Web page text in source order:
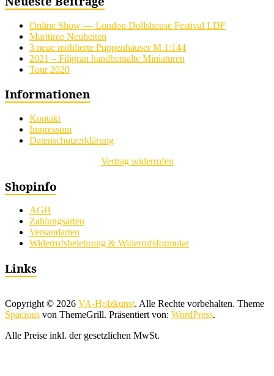
Online Show — London Dollshouse Festival LDF
Maritime Neuheiten
3 neue möblierte Puppenhäuser M 1:144
2021 – Filigran handbemalte Miniaturen
Tour 2020
Informationen
Kontakt
Impressum
Datenschutzerklärung
Vertrag widerrufen
Shopinfo
AGB
Zahlungsarten
Versandarten
Widerrufsbelehrung & Widerrufsformular
Links
Copyright © 2026 VA-Holzkunst. Alle Rechte vorbehalten. Theme
Spacious von ThemeGrill. Präsentiert von: WordPress.
Alle Preise inkl. der gesetzlichen MwSt.